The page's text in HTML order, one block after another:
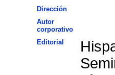
Dirección
Autor
corporativo
Editorial